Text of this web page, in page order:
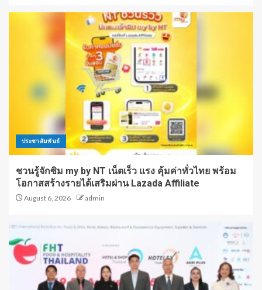
ประชาสัมพันธ์
ชวนรู้จักซิม my by NT เน็ตเร็ว แรง คุ้มค่าทั่วไทย พร้อม
โอกาสสร้างรายได้เสริมผ่าน Lazada Affiliate
August 6, 2026 admin